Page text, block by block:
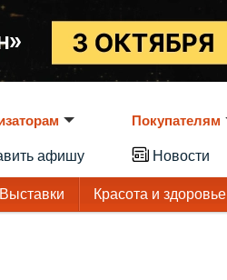
афишу
Покупателям
Новости
Выставки Красота и здоровье